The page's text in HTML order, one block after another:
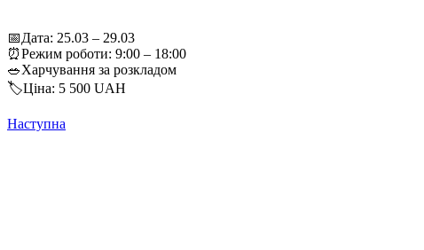
📅Дата: 25.03 – 29.03
⏰Режим роботи: 9:00 – 18:00
🥗Харчування за розкладом
🏷️Ціна: 5 500 UAH
Наступна